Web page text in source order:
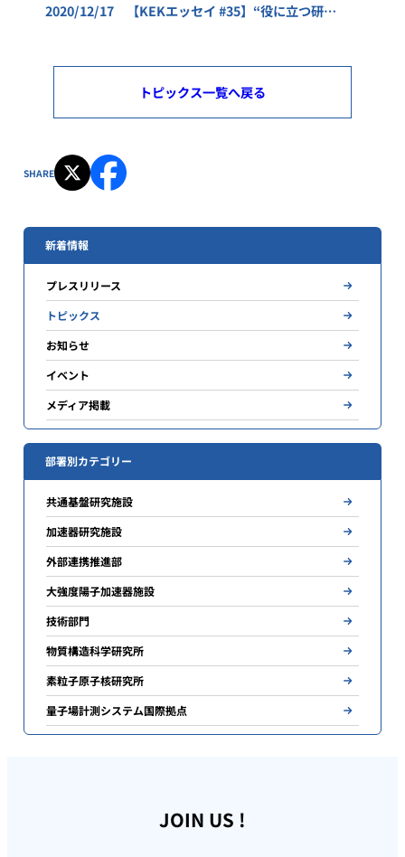
2020/12/17 【KEKエッセイ #35】“役に立つ研
トピックス一覧へ戻る
SHARE
新着情報
プレスリリース
トピックス
お知らせ
イベント
メディア掲載
部署別カテゴリー
共通基盤研究施設
加速器研究施設
外部連携推進部
大強度陽子加速器施設
技術部門
物質構造科学研究所
素粒子原子核研究所
量子場計測システム国際拠点
JOIN US !